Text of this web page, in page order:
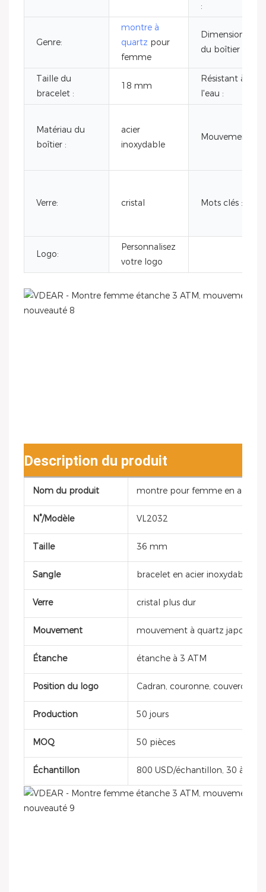
:
Genre:
montre à
quartz pour
femme
Dimensions
du boîtier :
Taille du
bracelet :
18 mm
Résistant à
l'eau :
Matériau du
boîtier :
acier
inoxydable
Mouvement:
Verre: cristal Mots clés :
Logo:
Personnalisez
votre logo
Description du produit
Nom du produit montre pour femme en acier
N°/Modèle VL2032
Taille 36 mm
Sangle bracelet en acier inoxydable
Verre cristal plus dur
Mouvement mouvement à quartz japonais
Étanche étanche à 3 ATM
Position du logo Cadran, couronne, couvercle
Production 50 jours
MOQ 50 pièces
Échantillon 800 USD/échantillon, 30 à 40